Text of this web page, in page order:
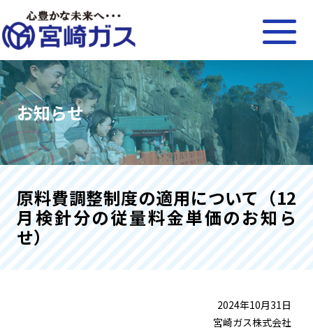
お知らせ
原料費調整制度の適用について（12
月検針分の従量料金単価のお知ら
せ）
2024年10月31日
宮崎ガス株式会社